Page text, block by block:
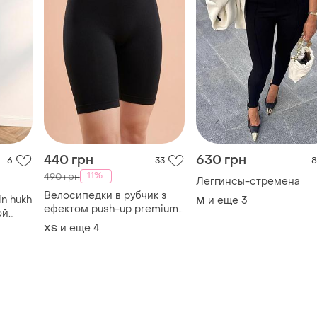
ефектом push-up premium
и еще